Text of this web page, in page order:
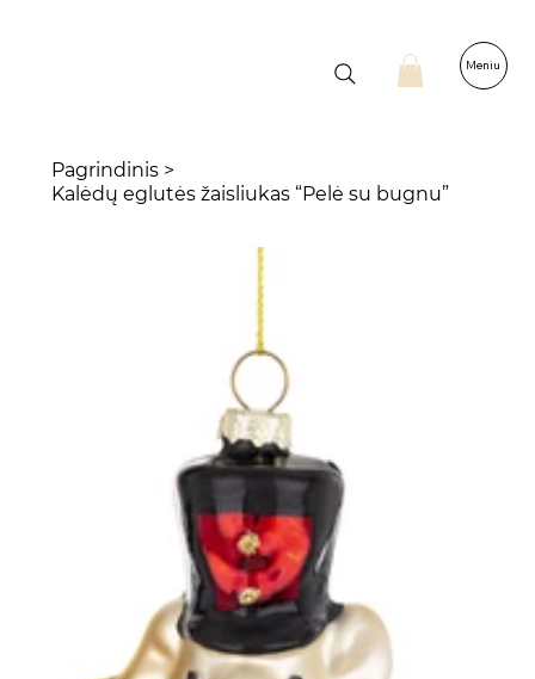
Meniu
Pagrindinis >
Kalėdų eglutės žaisliukas “Pelė su bugnu”